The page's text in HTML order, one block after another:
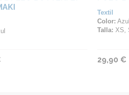
Textil
Color: Azul
Talla: XS,
29,90 €